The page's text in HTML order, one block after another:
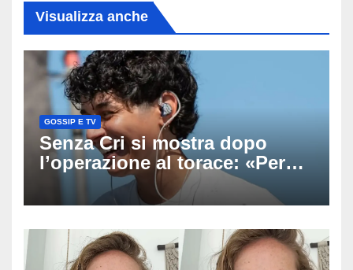
Visualizza anche
GOSSIP E TV
Senza Cri si mostra dopo
l’operazione al torace: «Per
anni mi sentivo in trappola», il
racconto sul difficile percorso